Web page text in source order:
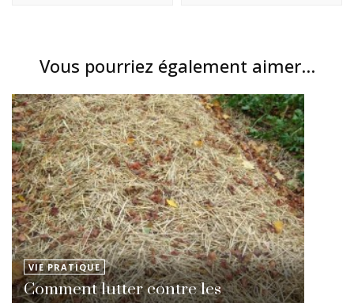
Vous pourriez également aimer...
VIE PRATIQUE
Comment lutter contre les